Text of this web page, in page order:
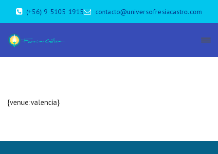
(+56) 9 5105 1915 contacto@universofresiacastro.com
{venue:valencia}